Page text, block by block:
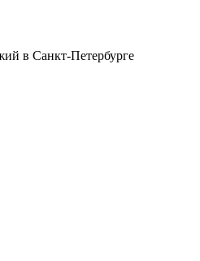
в Санкт-Петербурге